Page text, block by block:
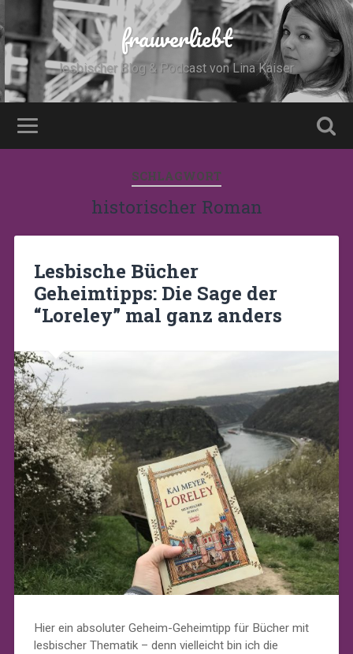
frauverliebt
lesbischer Blog & Podcast von Lina Kaiser
SCHLAGWORT
historischer Roman
Lesbische Bücher
Geheimtipps: Die Sage der
“Loreley” mal ganz anders
Hier ein absoluter Geheim-Geheimtipp für Bücher mit
lesbischer Thematik – denn vielleicht bin ich die